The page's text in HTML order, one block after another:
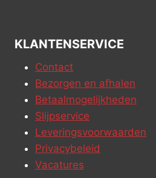
KLANTENSERVICE
Contact
Bezorgen en afhalen
Betaalmogelijkheden
Slijpservice
Leveringsvoorwaarden
Privacybeleid
Vacatures